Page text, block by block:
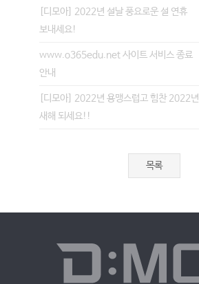
[디모아] 2022년 설날 풍요로운 설 연휴
보내세요!
www.o365edu.net 사이트 서비스 종료
안내
[디모아] 2022년 용맹스럽고 힘찬 2022년
새해 되세요!!
목록